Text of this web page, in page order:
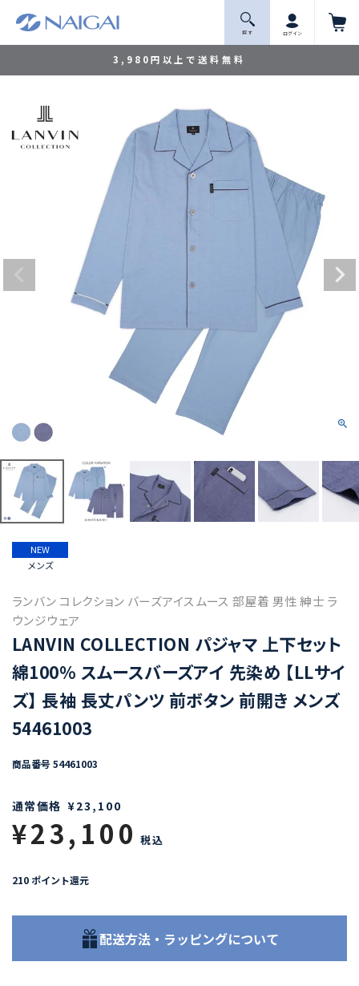
3,980円以上で送料無料
探 す ログイン
NEW
メンズ
ランバン コレクション バーズアイスムース 部屋着 男性 紳士 ラ
ウンジウェア
LANVIN COLLECTION パジャマ 上下セット
綿100% スムースバーズアイ 先染め 【LLサイ
ズ】 長袖 長丈パンツ 前ボタン 前開き メンズ
54461003
商品番号 54461003
通常価格 ¥23,100
¥23,100 税込
210 ポイント還元
配送方法・ラッピングについて